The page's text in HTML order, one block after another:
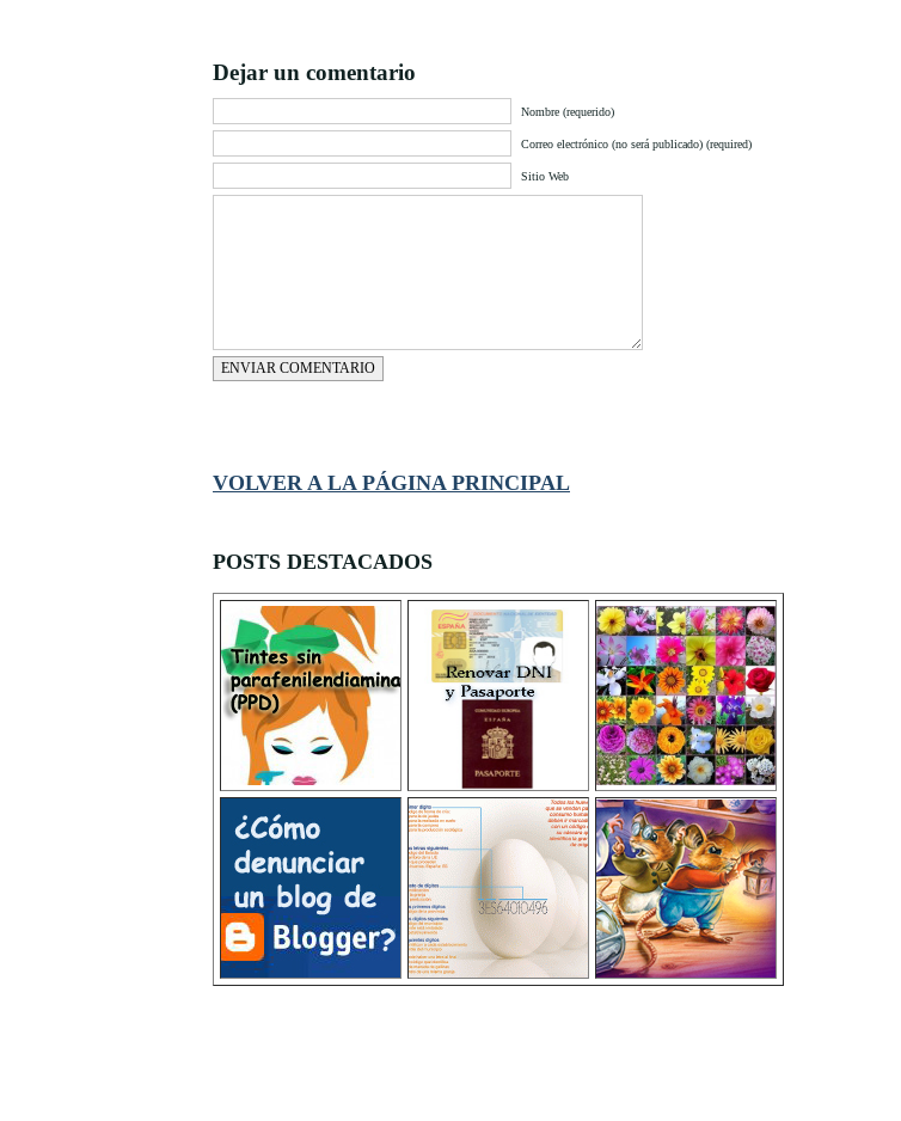
Dejar un comentario
Nombre (requerido)
Correo electrónico (no será publicado) (required)
Sitio Web
ENVIAR COMENTARIO
VOLVER A LA PÁGINA PRINCIPAL
POSTS DESTACADOS